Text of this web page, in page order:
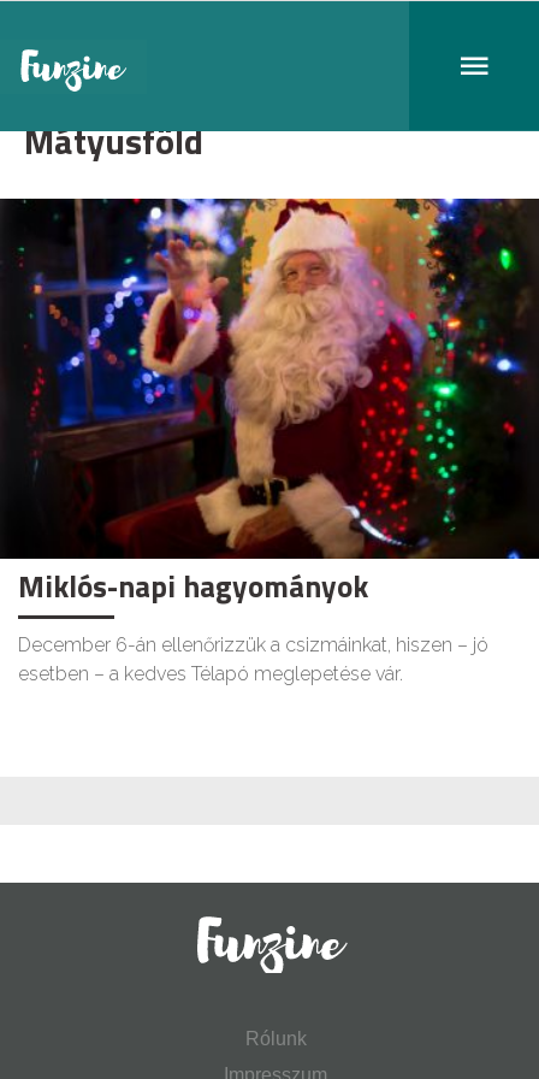
Mátyusföld
Miklós-napi hagyományok
December 6-án ellenőrizzük a csizmáinkat, hiszen – jó
esetben – a kedves Télapó meglepetése vár.
Rólunk
Impresszum